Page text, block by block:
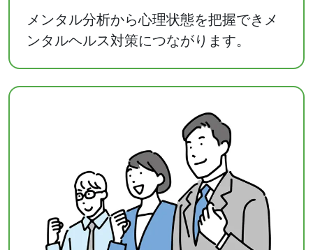
メンタル分析から心理状態を把握できメ
ンタルヘルス対策につながります。